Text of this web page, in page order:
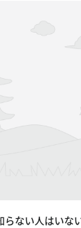
らない人はいな